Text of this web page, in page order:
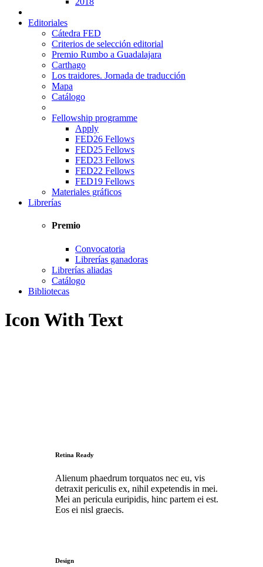
Editoriales
Cátedra FED
Criterios de selección editorial
Premio Rumbo a Guadalajara
Carthago
Los traidores. Jornada de traducción
Mapa
Catálogo
Fellowship programme
Apply
FED26 Fellows
FED25 Fellows
FED23 Fellows
FED22 Fellows
FED19 Fellows
Materiales gráficos
Librerías
Premio
Convocatoria
Librerías ganadoras
Librerías aliadas
Catálogo
Bibliotecas
Icon With Text
Retina Ready
Alienum phaedrum torquatos nec eu, vis
detraxit periculis ex, nihil expetendis in mei.
Mei an pericula euripidis, hinc partem ei est.
Eos ei nisl graecis.
Design